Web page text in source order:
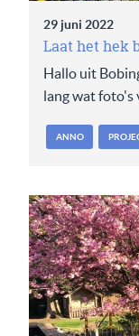
29 juni 2022
Laat het hek
Hallo uit
lang wat foto's
ANNO